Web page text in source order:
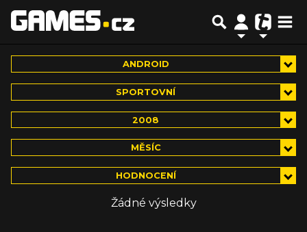
ANDROID
SPORTOVNÍ
2008
MĚSÍC
HODNOCENÍ
Žádné výsledky